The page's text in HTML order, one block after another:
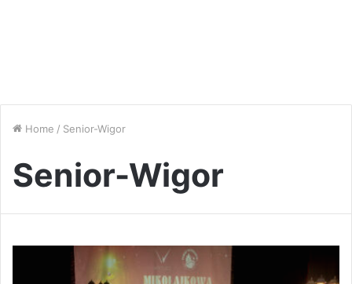
Home / Senior-Wigor
Senior-Wigor